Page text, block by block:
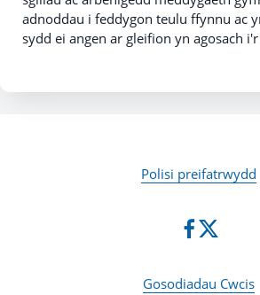
adnoddau i feddygon teulu ffynnu ac
sydd ei angen ar gleifion yn agosach
Polisi preifatrwydd
Gosodiadau Cwcis